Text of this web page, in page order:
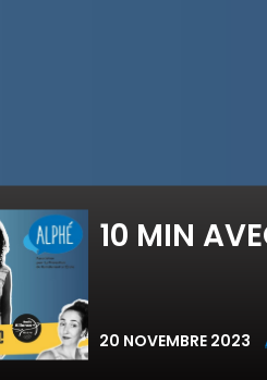
10 MIN
20 NOVEMBRE 2023